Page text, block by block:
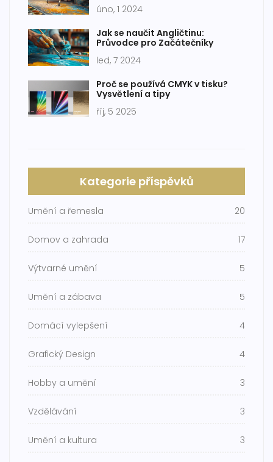
úno, 1 2024
Jak se naučit Angličtinu:
Průvodce pro Začátečníky
led, 7 2024
Proč se používá CMYK v tisku?
Vysvětlení a tipy
říj, 5 2025
Kategorie příspěvků
Umění a řemesla 20
Domov a zahrada 17
Výtvarné umění 5
Umění a zábava 5
Domácí vylepšení 4
Grafický Design 4
Hobby a umění 3
Vzdělávání 3
Umění a kultura 3